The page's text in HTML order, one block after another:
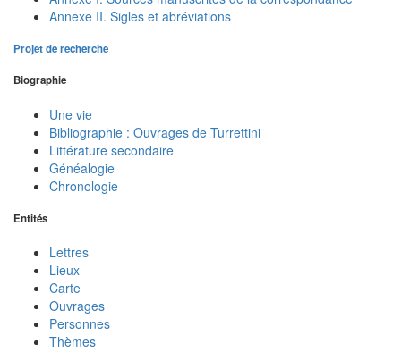
Annexe II. Sigles et abréviations
Projet de recherche
Biographie
Une vie
Bibliographie : Ouvrages de Turrettini
Littérature secondaire
Généalogie
Chronologie
Entités
Lettres
Lieux
Carte
Ouvrages
Personnes
Thèmes